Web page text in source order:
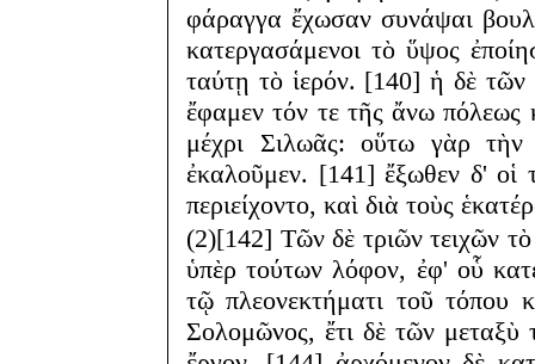
φάραγγα ἔχωσαν συνάψαι
κατεργασάμενοι τὸ ὕψος
ταύτῃ τὸ ἱερόν. [140] ἡ δὲ
ἔφαμεν τόν τε τῆς ἄνω πόλεως
μέχρι Σιλωᾶς: οὕτω γὰρ
ἐκαλοῦμεν. [141] ἔξωθεν δ' οἱ
περιείχοντο, καὶ διὰ τοὺς
(2)[142] Τῶν δὲ τριῶν τειχῶν
ὑπὲρ τούτων λόφον, ἐφ' οὗ
τῷ πλεονεκτήματι τοῦ τόπου
Σολομῶνος, ἔτι δὲ τῶν μεταξὺ